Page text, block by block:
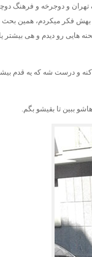
به ترافیک تهران و دوجرخه و
بهش فکر میکردم، همین
هایی رو دیدم و هی بیشتر
کنه و درست شه که یه قدم